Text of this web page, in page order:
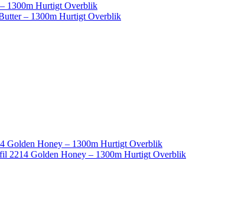
Hurtigt Overblik
Hurtigt Overblik
Hurtigt Overblik
Hurtigt Overblik